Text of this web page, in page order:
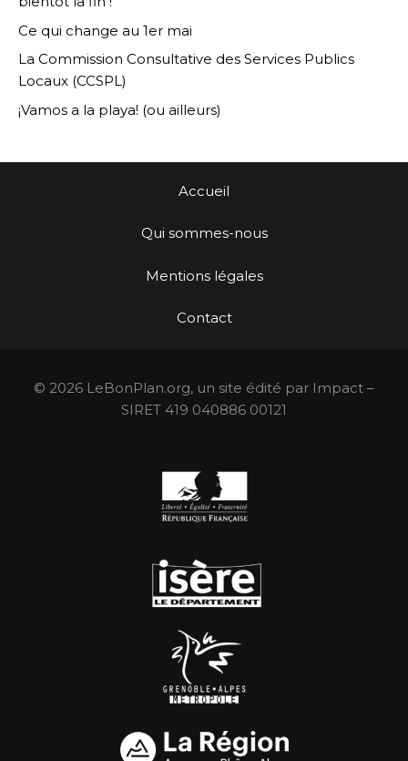
Ce qui change au 1er mai
La Commission Consultative des Services Publics
Locaux (CCSPL)
¡Vamos a la playa! (ou ailleurs)
Accueil
Qui sommes-nous
Mentions légales
Contact
© 2026 LeBonPlan.org, un site édité par Impact –
SIRET 419 040886 00121